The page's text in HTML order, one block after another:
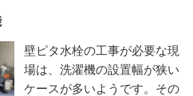
壁ピタ水栓の工事が必要な現
場は、洗濯機の設置幅が狭い
ケースが多いようです。その